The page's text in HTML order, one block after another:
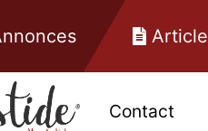
Contact